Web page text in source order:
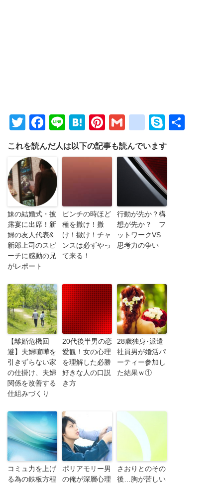
TwitterFacebook
LineHatenaPinterest
Gmail Skype
これを読んだ人は以下の記事も読んでいます
妹の結婚式・披
露宴に出席！新
婦の友人代表&
新郎上司のスピ
ーチに感動の兄
がレポート
ピンチの時ほど
種を撒け！撒
け！撒け！チャ
ンスは必ずやっ
て来る！
行動が先か？構
想が先か？ フ
ットワークVS
思考力の争い
【離婚危機回
避】夫婦喧嘩を
引きずらない家
の仕掛け、夫婦
関係を改善する
仕組みづくり
20代後半男の恋
愛観！女の心理
を理解した必勝
好きな人の口説
き方
28歳独身･派遣
社員男が婚活パ
ーティー参加し
た結果ｗ①
コミュ力を上げ
る為の鉄板方程
ポリアモリー男
の俺が深層心理
さおりとのその
後…胸が苦しい